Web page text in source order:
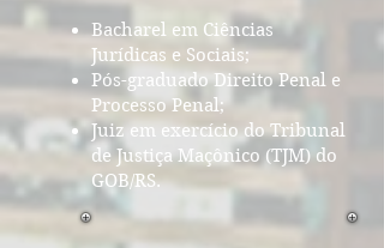
Bacharel em Ciências
Jurídicas e Sociais;
Pós-graduado Direito Penal e
Processo Penal;
Juiz em exercício do Tribunal
de Justiça Maçônico (TJM) do
GOB/RS.